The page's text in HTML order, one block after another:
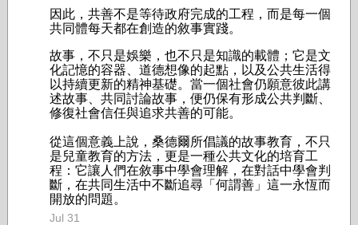
因此，共善不是等待政府完成的工程，而是每一個
共同體每天都在創造的敘事實踐。
故事，不只是娛樂，也不只是知識的載體；它是文
化記憶的容器、道德想像的起點，以及公共生活得
以持續更新的精神基礎。當一個社會仍願意彼此講
述故事、共同討論故事，便仍保有形成公共判斷、
修復社會信任與追求共善的可能。
從這個意義上說，桑德爾所倡議的故事教育，不只
是兒童教育的方法，更是一種公共文化的培育工
程：它讓人們在敘事中學會理解，在對話中學會判
斷，在共同生活中不斷追尋「何謂善」這一永恆而
開放的問題。
Jul 31